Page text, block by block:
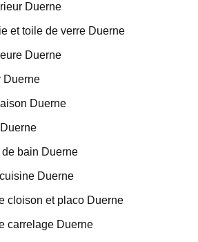
Duerne
et toile de verre Duerne
Duerne
Duerne
Duerne
bain Duerne
Duerne
cloison et placo Duerne
carrelage Duerne